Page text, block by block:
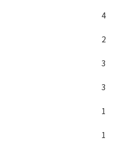
4
2
3
3
1
1